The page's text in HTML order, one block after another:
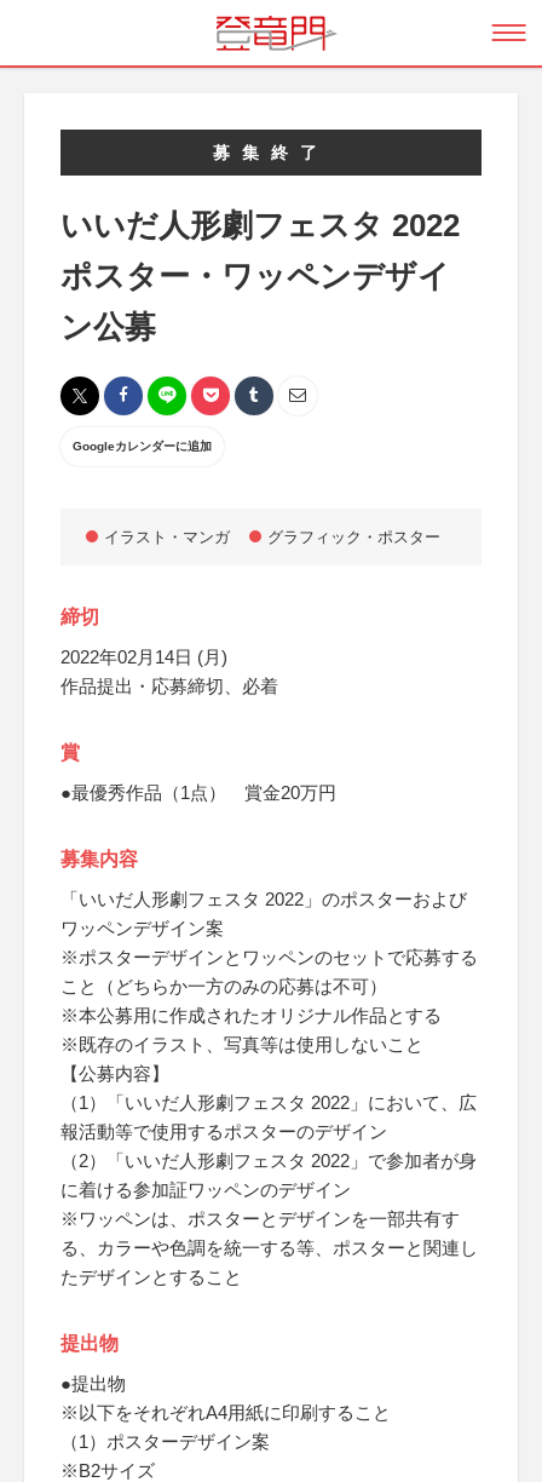
募集終了
いいだ人形劇フェスタ 2022
ポスター・ワッペンデザイ
ン公募
Googleカレンダーに追加
イラスト・マンガ グラフィック・ポスター
締切
2022年02月14日 (月)
作品提出・応募締切、必着
賞
●最優秀作品（1点） 賞金20万円
募集内容
「いいだ人形劇フェスタ 2022」のポスターおよび
ワッペンデザイン案
※ポスターデザインとワッペンのセットで応募する
こと（どちらか一方のみの応募は不可）
※本公募用に作成されたオリジナル作品とする
※既存のイラスト、写真等は使用しないこと
【公募内容】
（1）「いいだ人形劇フェスタ 2022」において、広
報活動等で使用するポスターのデザイン
（2）「いいだ人形劇フェスタ 2022」で参加者が身
に着ける参加証ワッペンのデザイン
※ワッペンは、ポスターとデザインを一部共有す
る、カラーや色調を統一する等、ポスターと関連し
たデザインとすること
提出物
●提出物
※以下をそれぞれA4用紙に印刷すること
（1）ポスターデザイン案
※B2サイズ